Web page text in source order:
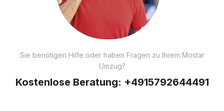
Sie benötigen Hilfe oder haben Fragen zu Ihrem Mostar
Umzug?
Kostenlose Beratung: +4915792644491